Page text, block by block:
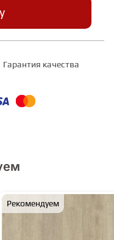
Гарантия качества
Рекомендуем